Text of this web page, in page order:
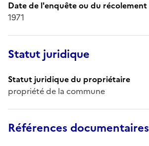
Date de l'enquête ou du récolement
1971
Statut juridique
Statut juridique du propriétaire
propriété de la commune
Références documentaires